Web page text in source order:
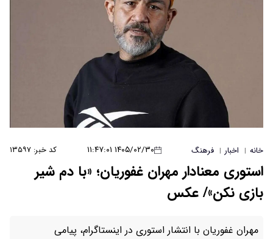
خانه | اخبار | فرهنگ ۱۴۰۵/۰۲/۳۰ ۱۱:۴۷:۰۱ کد خبر: ۱۳۵۹۷
استوری معنادار مهران غفوریان؛ «با دم شیر
بازی نکن»/ عکس
مهران غفوریان با انتشار استوری در اینستاگرام، پیامی